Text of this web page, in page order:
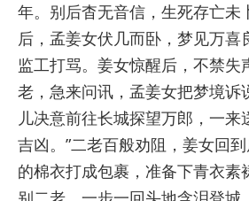
年。别后杳无音信，生死存亡未
后，孟姜女伏几而卧，梦见万喜
监工打骂。姜女惊醒后，不禁失
老，急来问讯，孟姜女把梦境诉
儿决意前往长城探望万郎，一来
吉凶。”二老百般劝阻，姜女回
的棉衣打成包裹，准备下青衣素